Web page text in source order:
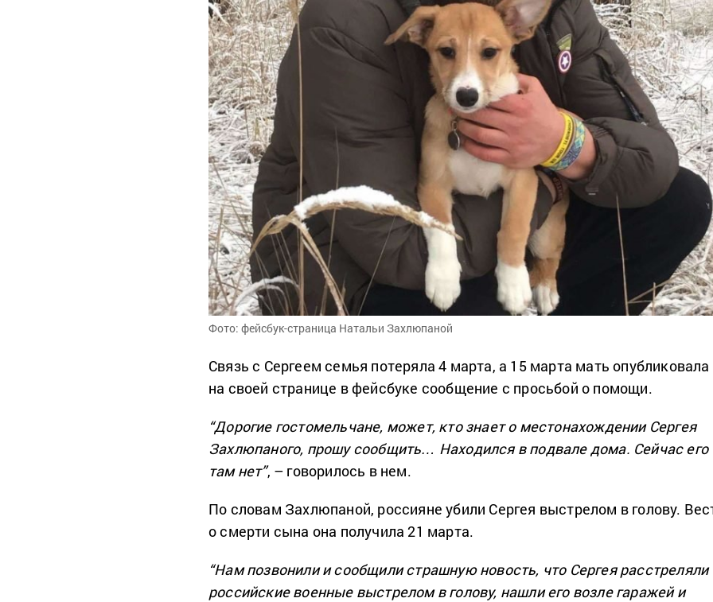
Фото: фейсбук-страница Натальи Захлюпаной
Связь с Сергеем семья потеряла 4 марта, а 15 марта мать опубликовала
на своей странице в фейсбуке сообщение с просьбой о помощи.
“Дорогие гостомельчане, может, кто знает о местонахождении Сергея
Захлюпаного, прошу сообщить… Находился в подвале дома. Сейчас его
там нет”, – говорилось в нем.
По словам Захлюпаной, россияне убили Сергея выстрелом в голову.
о смерти сына она получила 21 марта.
“Нам позвонили и сообщили страшную новость, что Сергея расстреляли
российские военные выстрелом в голову, нашли его возле гаражей и